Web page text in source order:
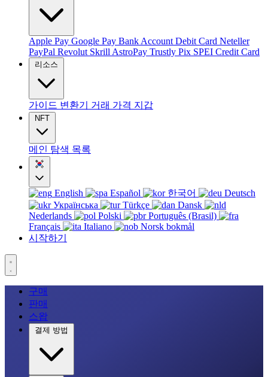
Apple Pay Google Pay Bank Account Debit Card Neteller
PayPal Revolut Skrill AstroPay Trustly Pix SPEI Credit Card
리소스
가이드 변환기 거래 가격 지갑
NFT
메인 탐색 목록
English Español 한국어
Deutsch
Українська
Türkçe
Dansk
Nederlands
Polski
Português (Brasil)
Français
Italiano
Norsk bokmål
시작하기
구매
판매
스왑
결제 방법